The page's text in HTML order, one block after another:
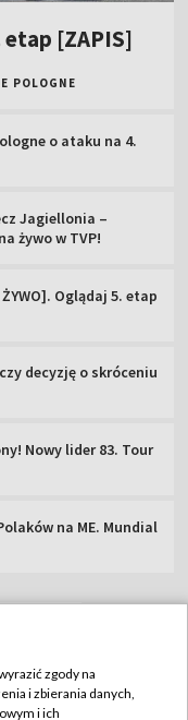
etap [ZAPIS]
POLOGNE
o ataku na 4.
Jagiellonia –
żywo w TVP!
Oglądaj 5. etap
decyzję o skróceniu
Nowy lider 83. Tour
na ME. Mundial
zgody na
i zbierania danych,
i ich